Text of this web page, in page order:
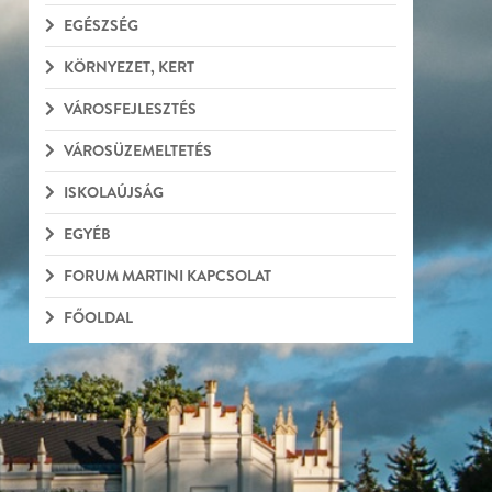
EGÉSZSÉG
KÖRNYEZET, KERT
VÁROSFEJLESZTÉS
VÁROSÜZEMELTETÉS
ISKOLAÚJSÁG
EGYÉB
FORUM MARTINI KAPCSOLAT
FŐOLDAL